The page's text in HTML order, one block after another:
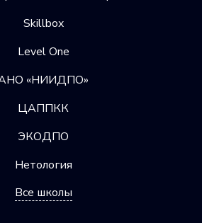
Skillbox
Level One
«НИИДПО»
ЦАППКК
ЭКОДПО
Нетология
Все школы